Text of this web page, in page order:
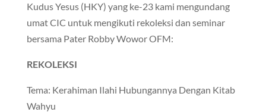
Kudus Yesus (HKY) yang ke-23 kami mengundang
umat CIC untuk mengikuti rekoleksi dan seminar
bersama Pater Robby Wowor OFM:
REKOLEKSI
Tema: Kerahiman Ilahi Hubungannya Dengan Kitab
Wahyu